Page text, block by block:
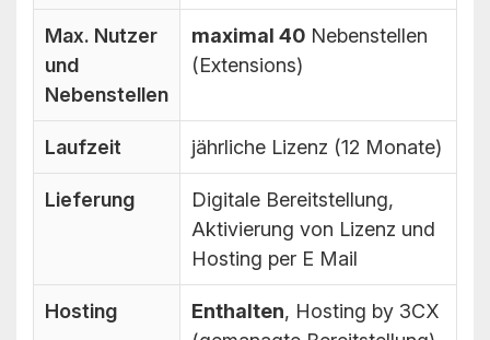
Max. Nutzer
und
Nebenstellen
maximal 40 Nebenstellen
(Extensions)
Laufzeit jährliche Lizenz (12 Monate)
Lieferung
Digitale Bereitstellung,
Aktivierung von Lizenz und
Hosting per E Mail
Hosting Enthalten, Hosting by 3CX